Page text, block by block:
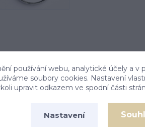
přírodní říční perlou.
2,84 g. Materiál je zlato 585/1000.
používání webu, analytické účely a v
soubory cookies. Nastavení
upravit odkazem ve spodní části
Nastavení